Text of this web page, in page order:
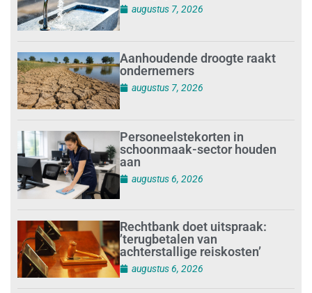
augustus 7, 2026
Aanhoudende droogte raakt
ondernemers
augustus 7, 2026
Personeelstekorten in
schoonmaak-sector houden
aan
augustus 6, 2026
Rechtbank doet uitspraak:
’terugbetalen van
achterstallige reiskosten’
augustus 6, 2026